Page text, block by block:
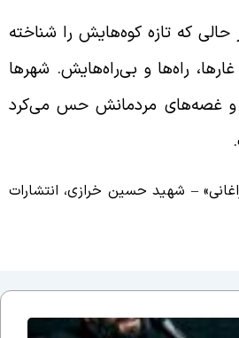
که تازه کوه‌هایش را شناخته
راه‌ها و بی‌راه‌هایش. شهرها
و غصه‌های مردمانش حس می‌کرد
– شهید حسین خرازی، انتشارات
جلسه